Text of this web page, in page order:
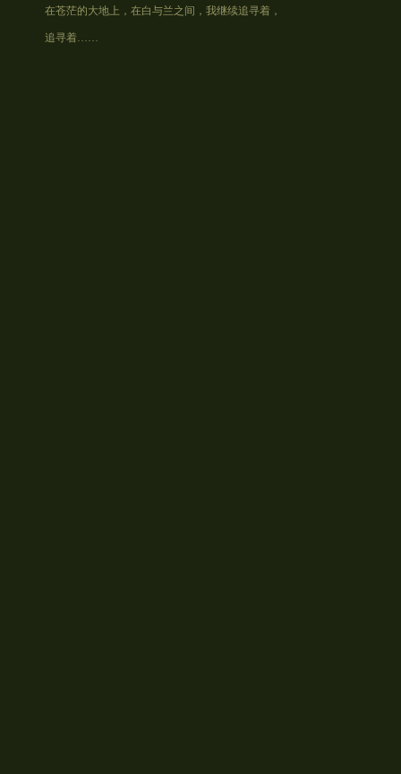
在苍茫的大地上，在白与兰之间，我继续追寻着，
追寻着……